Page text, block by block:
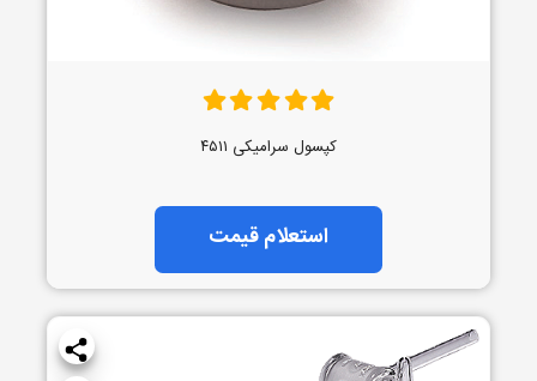
کپسول سرامیکی ۴۵۱۱
استعلام قیمت